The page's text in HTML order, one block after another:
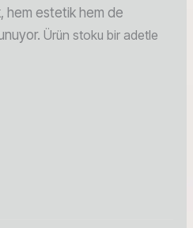
hem estetik hem de
Ürün stoku bir adetle